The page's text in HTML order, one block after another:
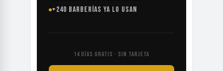
+240 BARBERÍAS YA LO USAN
14 DÍAS GRATIS · SIN TARJETA